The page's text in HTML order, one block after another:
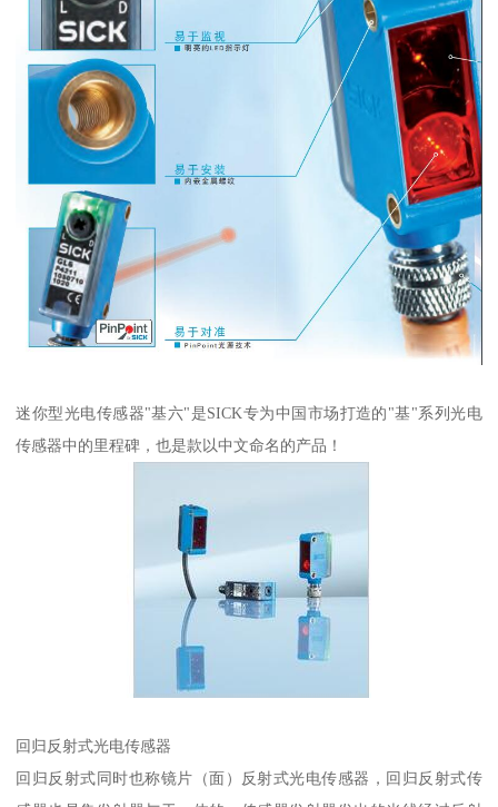
迷你型光电传感器"基六"是SICK专为中国市场打造的"基"系列光电
传感器中的里程碑，也是款以中文命名的产品！
回归反射式光电传感器
回归反射式同时也称镜片（面）反射式光电传感器，回归反射式传